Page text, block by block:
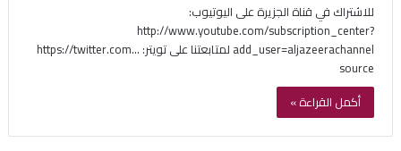
للاشتراك في قناة الجزيرة على اليوتيوب:
http://www.youtube.com/subscription_center?
add_user=aljazeerachannel لمتابعتنا على تويتر: https://twitter.com…
source
أكمل القراءة »